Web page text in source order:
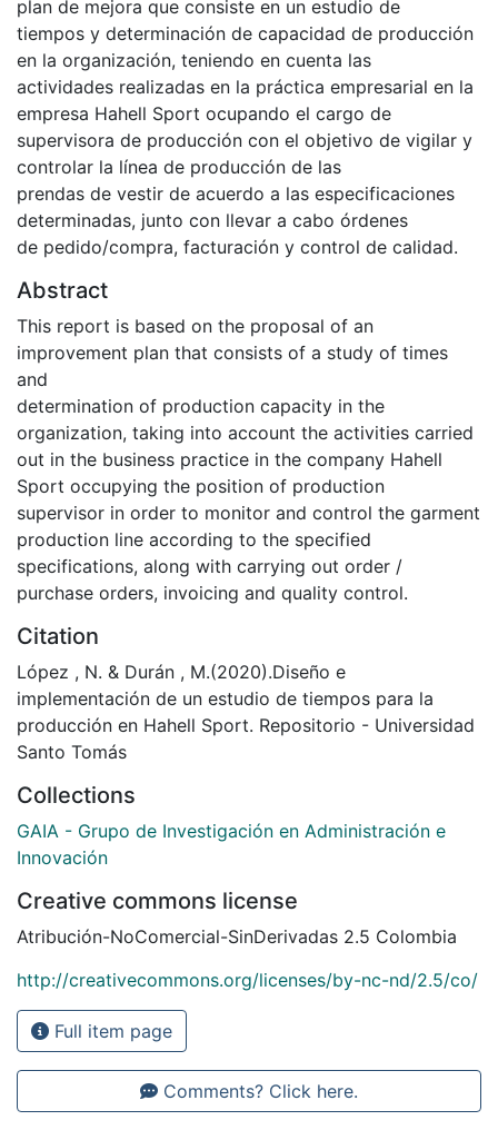
plan de mejora que consiste en un estudio de
tiempos y determinación de capacidad de producción
en la organización, teniendo en cuenta las
actividades realizadas en la práctica empresarial en la
empresa Hahell Sport ocupando el cargo de
supervisora de producción con el objetivo de vigilar y
controlar la línea de producción de las
prendas de vestir de acuerdo a las especificaciones
determinadas, junto con llevar a cabo órdenes
de pedido/compra, facturación y control de calidad.
Abstract
This report is based on the proposal of an
improvement plan that consists of a study of times
and
determination of production capacity in the
organization, taking into account the activities carried
out in the business practice in the company Hahell
Sport occupying the position of production
supervisor in order to monitor and control the garment
production line according to the specified
specifications, along with carrying out order /
purchase orders, invoicing and quality control.
Citation
López , N. & Durán , M.(2020).Diseño e
implementación de un estudio de tiempos para la
producción en Hahell Sport. Repositorio - Universidad
Santo Tomás
Collections
GAIA - Grupo de Investigación en Administración e
Innovación
Creative commons license
Atribución-NoComercial-SinDerivadas 2.5 Colombia
http://creativecommons.org/licenses/by-nc-nd/2.5/co/
Full item page
Comments? Click here.